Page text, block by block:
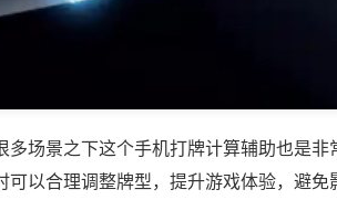
多场景之下这个手机打牌计算辅助也是
可以合理调整牌型，提升游戏体验，避免